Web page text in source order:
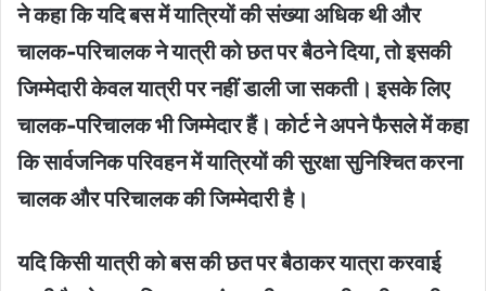
ने कहा कि यदि बस में यात्रियों की संख्या अधिक थी और
चालक-परिचालक ने यात्री को छत पर बैठने दिया, तो इसकी
जिम्मेदारी केवल यात्री पर नहीं डाली जा सकती। इसके लिए
चालक-परिचालक भी जिम्मेदार हैं। कोर्ट ने अपने फैसले में कहा
कि सार्वजनिक परिवहन में यात्रियों की सुरक्षा सुनिश्चित करना
चालक और परिचालक की जिम्मेदारी है।
यदि किसी यात्री को बस की छत पर बैठाकर यात्रा करवाई